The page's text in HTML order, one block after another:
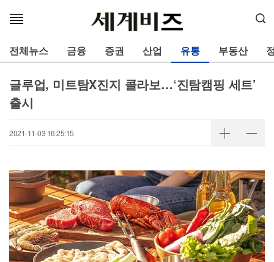
메
열
기
전체뉴스 금융 증권 산업 유통 부동산
글루업, 미트탐X진지 콜라보…‘진탐캠핑 세트’
출시
2021-11-03 16:25:15